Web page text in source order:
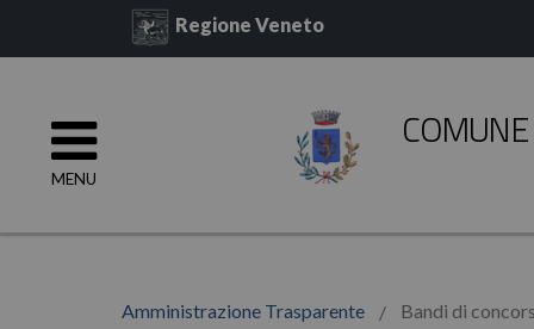
Regione Veneto
MENU
Amministrazione Trasparente Bandi di